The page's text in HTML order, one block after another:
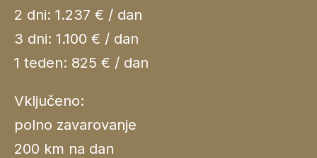
2 dni: 1.237 € / dan
3 dni: 1.100 € / dan
1 teden: 825 € / dan
Vključeno:
polno zavarovanje
200 km na dan